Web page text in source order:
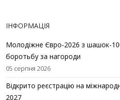
ІНФОРМАЦІЯ
Молодіжне Євро-2026 з шашок-
боротьбу за нагороди
05 серпня 2026
Відкрито реєстрацію на
2027